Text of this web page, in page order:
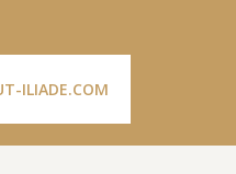
ILIADE.COM